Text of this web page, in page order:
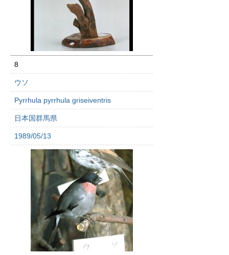
8
ウソ
Pyrrhula pyrrhula griseiventris
日本国群馬県
1989/05/13